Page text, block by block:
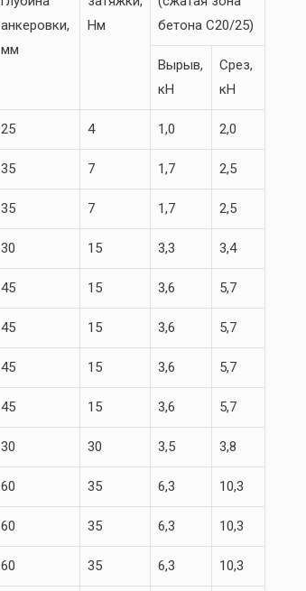
анкеровки,
мм
Нм
бетона С20/25)
Вырыв,
кН
Срез,
кН
25 4 1,0 2,0
35 7 1,7 2,5
35 7 1,7 2,5
30 15 3,3 3,4
45 15 3,6 5,7
45 15 3,6 5,7
45 15 3,6 5,7
45 15 3,6 5,7
30 30 3,5 3,8
60 35 6,3 10,3
60 35 6,3 10,3
60 35 6,3 10,3